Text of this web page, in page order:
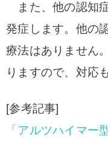
また、他の認知
発症します。他の
療法はありません
りますので、対応
[参考記事]
「アルツハイマー